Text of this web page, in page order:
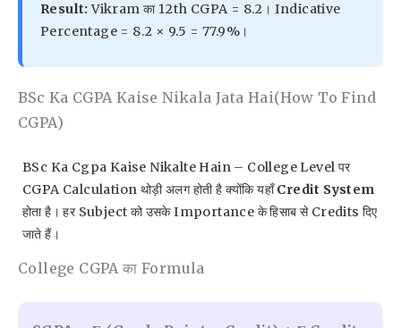
Result: Vikram का 12th CGPA = 8.2। Indicative
Percentage = 8.2 × 9.5 = 77.9%।
BSc Ka CGPA Kaise Nikala Jata Hai(How To Find
CGPA)
BSc Ka Cgpa Kaise Nikalte Hain – College Level पर
CGPA Calculation थोड़ी अलग होती है क्योंकि यहाँCredit System
होता है। हर Subject को उसके Importance के हिसाब से Credits दिए
जाते हैं।
College CGPA का Formula